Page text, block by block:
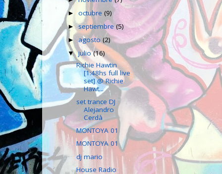
►octubre(9)
►septiembre(5)
►agosto(2)
▼julio(16)
Richie Hawtin
[1:48hs full live
set] @ Richie
Hawt...
set trance DJ
Alejandro
Cerdà
MONTOYA 01
MONTOYA 01
dj mario
House Radio